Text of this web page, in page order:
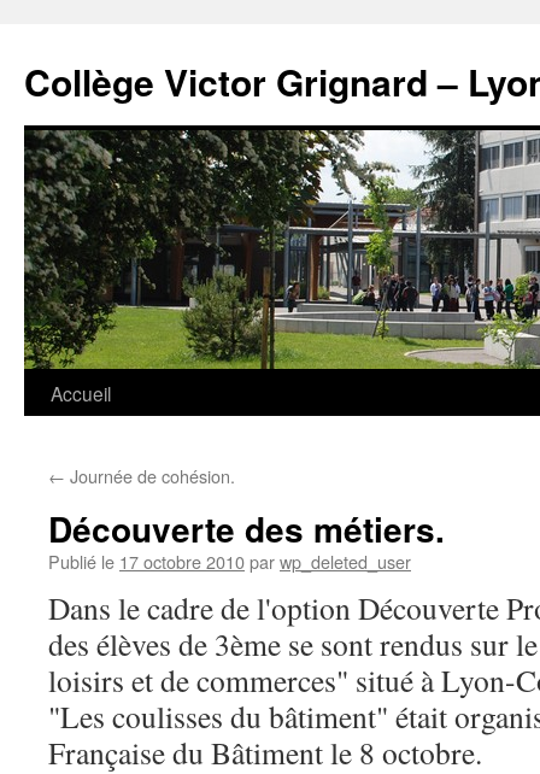
contenu
Collège Victor Grignard –
Accueil
← Journée de cohésion.
Découverte des métiers.
Publié le 17 octobre 2010parwp_deleted_user
Dans le cadre de l'option Découverte
des élèves de 3ème se sont rendus sur
loisirs et de commerces" situé à Lyon-
"Les coulisses du bâtiment" était
Française du Bâtiment le 8 octobre.